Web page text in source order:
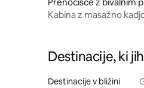
v mestu Bajos del Toro
Kabina z masažno
Destinacije, ki
Destinacije v bližini